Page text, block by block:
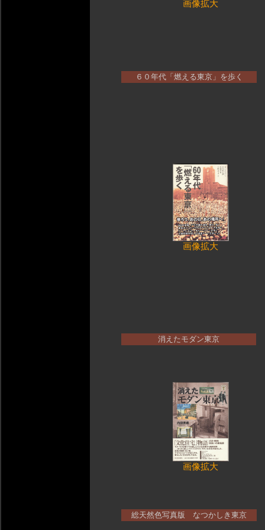
画像拡大
６０年代「燃える東京」を歩く
画像拡大
消えたモダン東京
画像拡大
総天然色写真版 なつかしき東京